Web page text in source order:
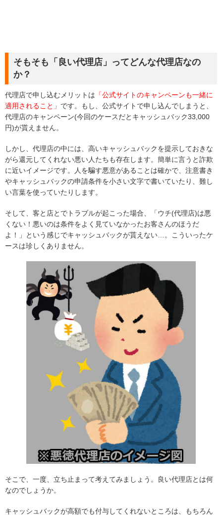
そもそも「良い代理店」ってどんな代理店なの
か？
代理店で申し込むメリットは 「公式サイトのキャンペーンも一緒に
適用されること」 です。もし、公式サイトで申し込んでしまうと、
代理店のキャンペーン(今回のケースだとキャッシュバック33,000
円)が貰えません。
しかし、代理店の中には、高いキャッシュバックを提示しておきな
がら還元してくれない悪い人たちも存在します。簡単に言うと詐欺
に近いイメージです。人を騙す悪意があることは確かで、注意書き
やキャッシュバックの申請条件を小さい文字で書いていたり、難し
い言葉を使っていたりします。
そして、客と店とでトラブルが起こった場合、「ウチ(代理店)は悪
くない！悪いのは条件をよく見ていなかったお客さんのほうだ
よ！」という感じでキャッシュバックが貰えない…。こういったケ
ースは珍しくありません。
そこで、一度、立ち止まって考えてみましょう。良い代理店とは何
なのでしょうか。
キャッシュバックが高額でも付与してくれないところは、もちろん